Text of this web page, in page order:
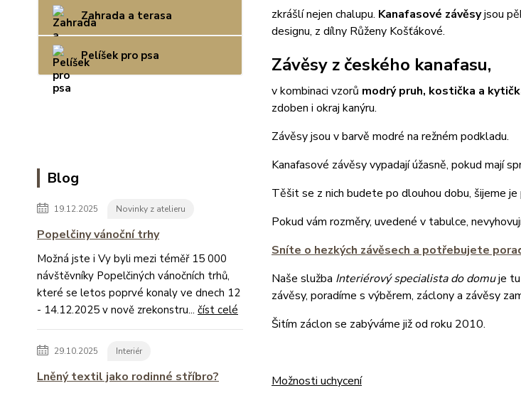
Zahrada a terasa
Pelíšek pro psa
Blog
19.12.2025 Novinky z atelieru
Popelčiny vánoční trhy
Možná jste i Vy byli mezi téměř 15 000
návštěvníky Popelčiných vánočních trhů,
které se letos poprvé konaly ve dnech 12
- 14.12.2025 v nově zrekonstru... číst celé
29.10.2025 Interiér
Lněný textil jako rodinné stříbro?
zkrášlí nejen chalupu. Kanafasové závěsyjsou
designu, z dílny Růženy Košťákové.
Závěsy z českého kanafasu,
v kombinaci vzorů modrý pruh, kostička a
zdoben i okraj kanýru.
Závěsy jsou v barvě modré na režném podkladu.
Kanafasové závěsy vypadají úžasně, pokud mají
Těšit se z nich budete po dlouhou dobu, šijeme
Pokud vám rozměry, uvedené v tabulce,
Sníte o hezkých závěsech a potřebujete
Naše služba Interiérový specialista do domuje tu
závěsy, poradíme s výběrem, záclony a závěsy
Šitím záclon se zabýváme již od roku 2010.
Možnosti uchycení